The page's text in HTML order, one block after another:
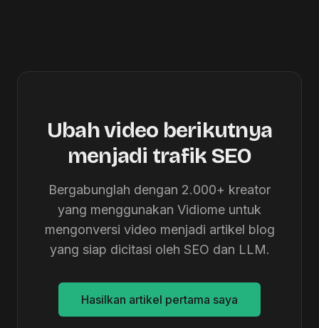
Ubah video berikutnya
menjadi trafik SEO
Bergabunglah dengan 2.000+ kreator
yang menggunakan Vidiome untuk
mengonversi video menjadi artikel blog
yang siap dicitasi oleh SEO dan LLM.
Hasilkan artikel pertama saya